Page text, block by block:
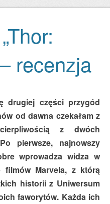
recenzja
drugiej części przygód
od dawna czekałam z
z dwóch
pierwsze, najnowszy
wprowadza widza w
filmów Marvela, z którą
historii z Uniwersum
faworytów. Każda ich